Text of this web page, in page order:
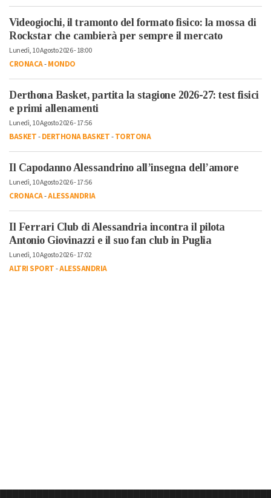
Videogiochi, il tramonto del formato fisico: la mossa di
Rockstar che cambierà per sempre il mercato
Lunedì, 10 Agosto 2026 - 18:00
CRONACA-MONDO
Derthona Basket, partita la stagione 2026-27: test fisici
e primi allenamenti
Lunedì, 10 Agosto 2026 - 17:56
BASKET-DERTHONA BASKET-TORTONA
Il Capodanno Alessandrino all’insegna dell’amore
Lunedì, 10 Agosto 2026 - 17:56
CRONACA-ALESSANDRIA
Il Ferrari Club di Alessandria incontra il pilota
Antonio Giovinazzi e il suo fan club in Puglia
Lunedì, 10 Agosto 2026 - 17:02
ALTRI SPORT-ALESSANDRIA